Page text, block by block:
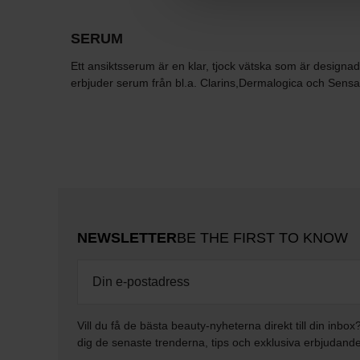
SERUM
Ett ansiktsserum är en klar, tjock vätska som är
erbjuder serum från bl.a. Clarins,Dermalogica och
NEWSLETTERBE THE FIRST TO KNOW
Vill du få de bästa beauty-nyheterna direkt till din
dig de senaste trenderna, tips och exklusiva